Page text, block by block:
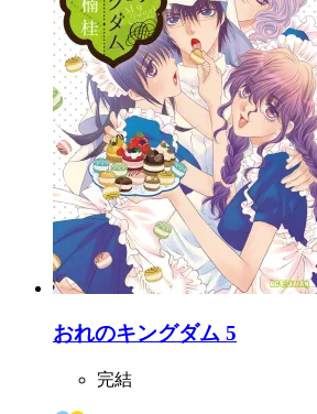
おれのキングダム 5
完結